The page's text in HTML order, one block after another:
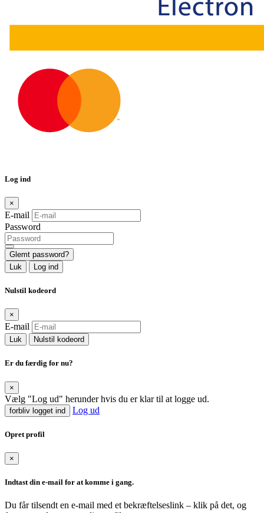
Log ind
×
E-mail
Password
Glemt password?
Luk
Log ind
Nulstil kodeord
×
E-mail
Luk Nulstil kodeord
Er du færdig for nu?
×
Vælg "Log ud" herunder hvis du er klar til at logge ud.
forbliv logget ind Log ud
Opret profil
×
Indtast din e-mail for at komme i gang.
Du får tilsendt en e-mail med et bekræftelseslink – klik på det, og